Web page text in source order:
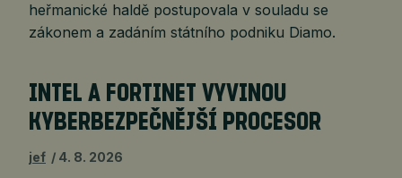
heřmanické haldě postupovala v souladu se
zákonem a zadáním státního podniku Diamo.
INTEL A FORTINET VYVINOU
KYBERBEZPEČNĚJŠÍ PROCESOR
jef 4. 8. 2026